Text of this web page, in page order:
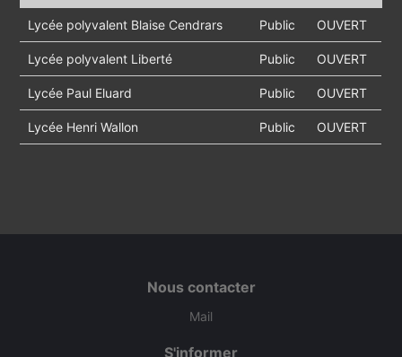
Lycée polyvalent Blaise Cendrars Public OUVERT
Lycée polyvalent Liberté Public OUVERT
Lycée Paul Eluard Public OUVERT
Lycée Henri Wallon Public OUVERT
Nous contacter
Mail
S'informer